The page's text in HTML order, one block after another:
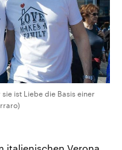
ist Liebe die Basis einer